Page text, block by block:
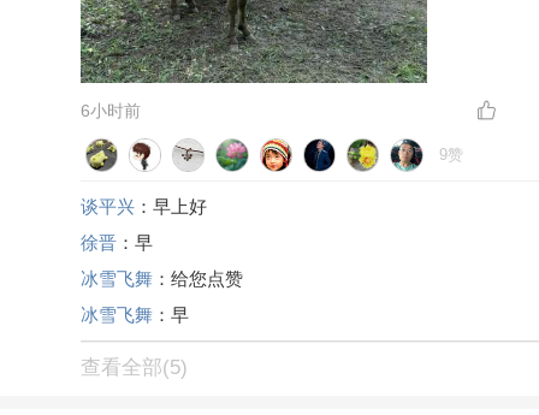
6小时前
9赞
谈平兴 ：早上好
徐晋 ：早
冰雪飞舞 ：给您点赞
冰雪飞舞 ：早
查看全部(5)